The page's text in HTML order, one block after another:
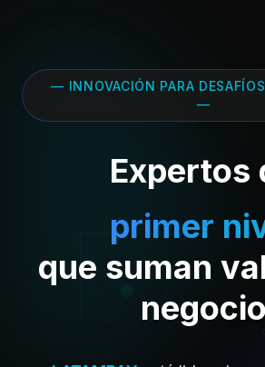
— INNOVACIÓN PARA
—
Expertos
primer
que suman
negocio